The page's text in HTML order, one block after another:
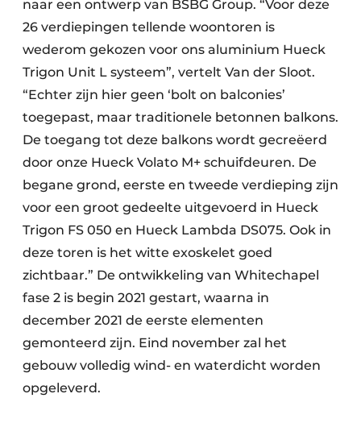
naar een ontwerp van BSBG Group. “Voor deze
26 verdiepingen tellende woontoren is
wederom gekozen voor ons aluminium Hueck
Trigon Unit L systeem”, vertelt Van der Sloot.
“Echter zijn hier geen ‘bolt on balconies’
toegepast, maar traditionele betonnen balkons.
De toegang tot deze balkons wordt gecreëerd
door onze Hueck Volato M+ schuifdeuren. De
begane grond, eerste en tweede verdieping zijn
voor een groot gedeelte uitgevoerd in Hueck
Trigon FS 050 en Hueck Lambda DS075. Ook in
deze toren is het witte exoskelet goed
zichtbaar.” De ontwikkeling van Whitechapel
fase 2 is begin 2021 gestart, waarna in
december 2021 de eerste elementen
gemonteerd zijn. Eind november zal het
gebouw volledig wind- en waterdicht worden
opgeleverd.